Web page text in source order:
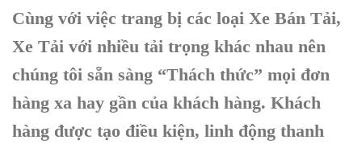
Cùng với việc trang bị các loại Xe Bán Tải,
Xe Tải với nhiều tải trọng khác nhau nên
chúng tôi sẵn sàng “Thách thức” mọi đơn
hàng xa hay gần của khách hàng. Khách
hàng được tạo điều kiện, linh động thanh